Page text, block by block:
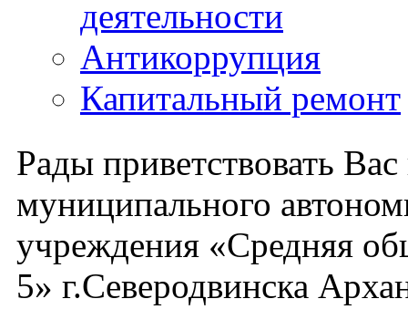
деятельности
Антикоррупция
Капитальный ремонт
Рады приветствовать
муниципального
учреждения «Средняя
5» г.Северодвинска